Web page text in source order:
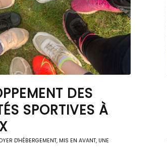
DES
SPORTIVES À
D'HÉBERGEMENT, MIS EN AVANT, UNE